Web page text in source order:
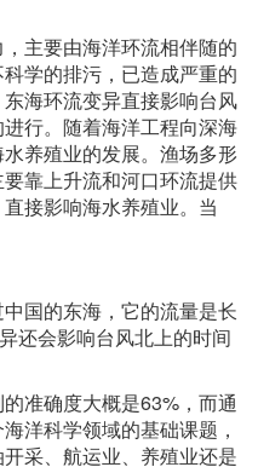
主要由海洋环流相伴随的
学的排污，已造成严重的
海环流变异直接影响台风
行。随着海洋工程向深海
养殖业的发展。渔场多形
靠上升流和河口环流提供
接影响海水养殖业。当
国的东海，它的流量是长
还会影响台风北上的时间
准确度大概是63%，而通
洋科学领域的基础课题，
采、航运业、养殖业还是